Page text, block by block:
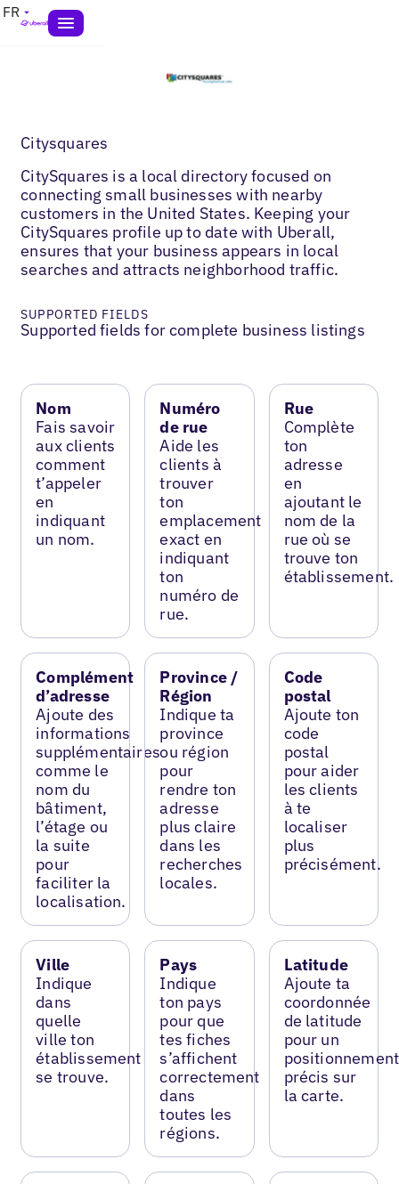
FR
Citysquares
CitySquares is a local directory focused on
connecting small businesses with nearby
customers in the United States. Keeping your
CitySquares profile up to date with Uberall,
ensures that your business appears in local
searches and attracts neighborhood traffic.
SUPPORTED FIELDS
Supported fields for complete business listings
Nom
Fais savoir
aux clients
comment
t’appeler
en
indiquant
un nom.
Numéro
de rue
Aide les
clients à
trouver
ton
emplacement
exact en
indiquant
ton
numéro de
rue.
Rue
Complète
ton
adresse
en
ajoutant le
nom de la
rue où se
trouve ton
établissement.
Complément
d’adresse
Ajoute des
informations
supplémentaires
comme le
nom du
bâtiment,
l’étage ou
la suite
pour
faciliter la
localisation.
Province /
Région
Indique ta
province
ou région
pour
rendre ton
adresse
plus claire
dans les
recherches
locales.
Code
postal
Ajoute ton
code
postal
pour aider
les clients
à te
localiser
plus
précisément.
Ville
Indique
dans
quelle
ville ton
établissement
se trouve.
Pays
Indique
ton pays
pour que
tes fiches
s’affichent
correctement
dans
toutes les
régions.
Latitude
Ajoute ta
coordonnée
de latitude
pour un
positionnement
précis sur
la carte.